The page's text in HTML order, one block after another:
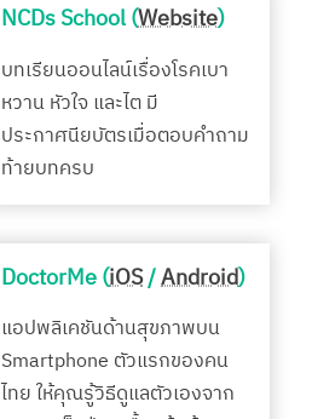
NCDs School (Website)
บทเรียนออนไลน์เรื่องโรคเบา
หวาน หัวใจ และไต มี
ประกาศนียบัตรเมื่อตอบคำถาม
ท้ายบทครบ
DoctorMe (iOS/Android)
แอปพลิเคชันด้านสุขภาพบน
Smartphone ตัวแรกของคน
ไทย ให้คุณรู้วิธีดูแลตัวเองจาก